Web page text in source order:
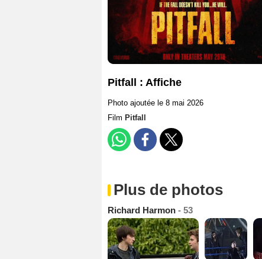
Pitfall : Affiche
Photo ajoutée le 8 mai 2026
Film Pitfall
Plus de photos
Richard Harmon - 53